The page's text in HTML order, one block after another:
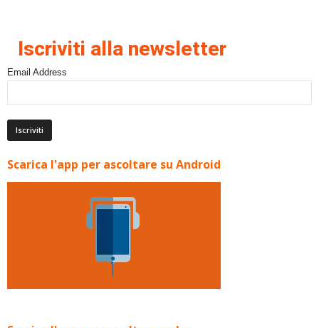
Iscriviti alla newsletter
Email Address
Scarica l'app per ascoltare su Android